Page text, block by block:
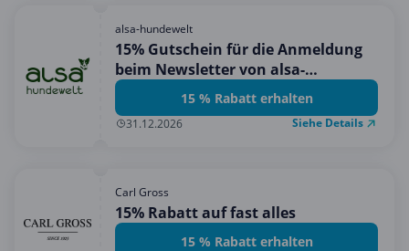
alsa-hundewelt
15% Gutschein für die Anmeldung
beim Newsletter von alsa-
hundewelt!15 % Rabatt erhalten
31.12.2026 Siehe Details
Carl Gross
15% Rabatt auf fast alles
15 % Rabatt erhalten